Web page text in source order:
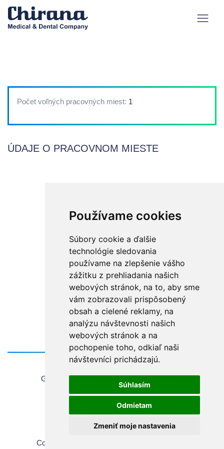
Používame cookies
Súbory cookie a ďalšie
technológie sledovania
používame na zlepšenie vášho
zážitku z prehliadania našich
webových stránok, na to, aby sme
vám zobrazovali prispôsobený
obsah a cielené reklamy, na
analýzu návštevnosti našich
webových stránok a na
pochopenie toho, odkiaľ naši
návštevníci prichádzajú.
Súhlasím
Odmietam
Zmeniť moje nastavenia
Počet voľných pracovných miest: 1
ÚDAJE O PRACOVNOM MIESTE
Home
General information about using the website
Sales Terms & Conditions
Copyrights
Privacy Policy
Cookie settings
Copyright © 2026 Chirana | All rights reserved.